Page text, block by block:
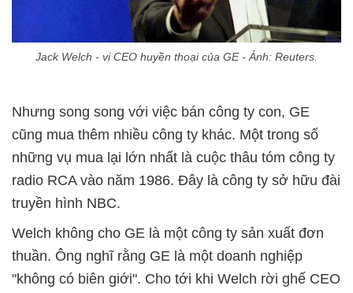
Jack Welch - vị CEO huyền thoại của GE - Ảnh: Reuters.
Nhưng song song với việc bán công ty con, GE
cũng mua thêm nhiều công ty khác. Một trong số
những vụ mua lại lớn nhất là cuộc thâu tóm công ty
radio RCA vào năm 1986. Đây là công ty sở hữu đài
truyền hình NBC.
Welch không cho GE là một công ty sản xuất đơn
thuần. Ông nghĩ rằng GE là một doanh nghiệp
"không có biên giới". Cho tới khi Welch rời ghế CEO